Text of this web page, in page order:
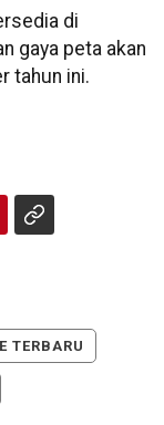
di
gaya peta akan
tahun ini.
TERBARU